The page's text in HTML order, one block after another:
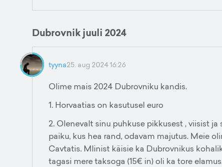
Dubrovnik juuli 2024
tyyna25. aug 2024 16:26
Olime mais 2024 Dubrovniku kandis.
1. Horvaatias on kasutusel euro
2. Olenevalt sinu puhkuse pikkusest , viisist
paiku, kus hea rand, odavam majutus. Meie
Cavtatis. Mlinist käisie ka Dubrovnikus
tagasi mere taksoga (15€ in) oli ka tore